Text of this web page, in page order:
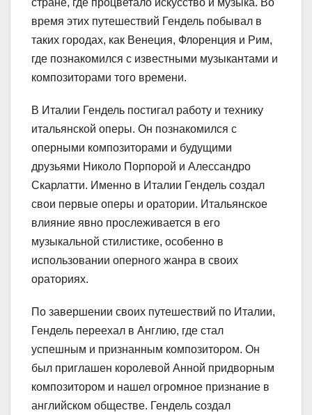
время этих путешествий Гендель побывал в
таких городах, как Венеция, Флоренция и Рим,
где познакомился с известными музыкантами и
композиторами того времени.
В Италии Гендель постигал работу и технику
итальянской оперы. Он познакомился с
оперными композиторами и будущими
друзьями Николо Порпорой и Алессандро
Скарлатти. Именно в Италии Гендель создал
свои первые оперы и оратории. Итальянское
влияние явно прослеживается в его
музыкальной стилистике, особенно в
использовании оперного жанра в своих
ораториях.
По завершении своих путешествий по Италии,
Гендель переехал в Англию, где стал
успешным и признанным композитором. Он
был приглашен королевой Анной придворным
композитором и нашел огромное признание в
английском обществе. Гендель создал